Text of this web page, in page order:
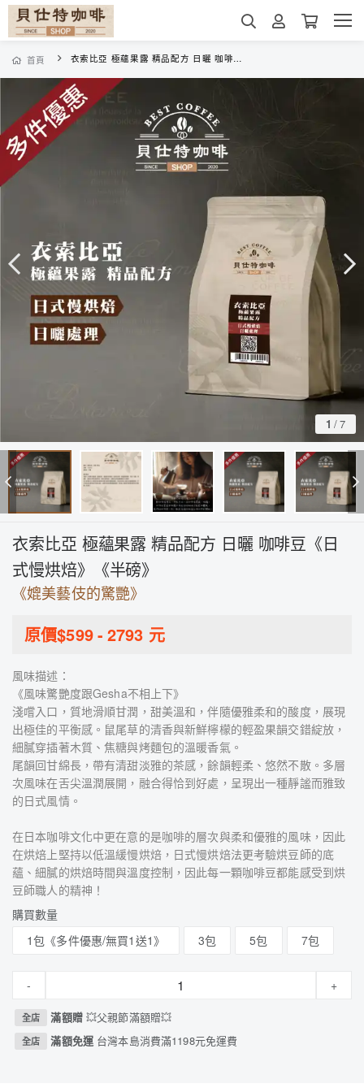
首頁 衣索比亞 極蘊果露 精品配方 日曬 咖啡豆《日式慢烘焙》《半磅》
1 /7
衣索比亞 極蘊果露 精品配方 日曬 咖啡豆《日
式慢烘焙》《半磅》
《媲美藝伎的驚艷》
原價$599- 2793 元
風味描述：
《風味驚艷度跟Gesha不相上下》
淺嚐入口，質地滑順甘潤，甜美溫和，伴隨優雅柔和的酸度，展現
出極佳的平衡感。鼠尾草的清香與新鮮檸檬的輕盈果韻交錯綻放，
細膩穿插著木質、焦糖與烤麵包的溫暖香氣。
尾韻回甘綿長，帶有清甜淡雅的茶感，餘韻輕柔、悠然不散。多層
次風味在舌尖溫潤展開，融合得恰到好處，呈現出一種靜謐而雅致
的日式風情。
在日本咖啡文化中更在意的是咖啡的層次與柔和優雅的風味，因此
在烘焙上堅持以低溫緩慢烘焙，日式慢烘焙法更考驗烘豆師的底
蘊、細膩的烘焙時間與溫度控制，因此每一顆咖啡豆都能感受到烘
豆師職人的精神！
購買數量
1包《多件優惠/無買1送1》
3包 5包 7包
- +
全店 滿額贈 💥父親節滿額贈💥
全店 滿額免運 台灣本島消費滿1198元免運費